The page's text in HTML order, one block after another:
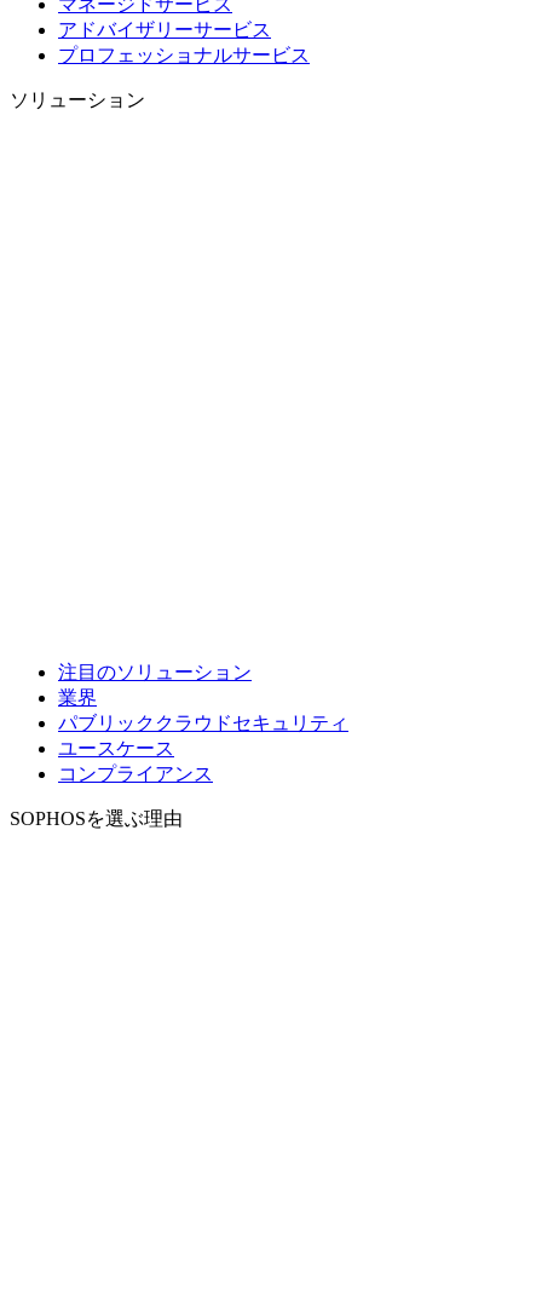
マネージドサービス
アドバイザリーサービス
プロフェッショナルサービス
ソリューション
注目のソリューション
業界
パブリッククラウドセキュリティ
ユースケース
コンプライアンス
SOPHOSを選ぶ理由